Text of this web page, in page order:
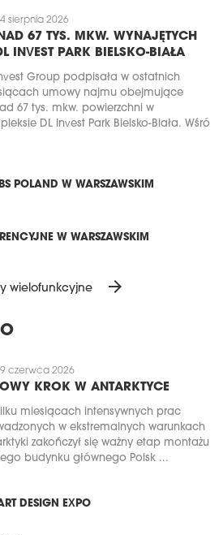
sierpnia 2026
67 TYS. MKW. WYNAJĘTYCH
INVEST PARK BIELSKO-BIAŁA
Group podpisała w ostatnich
umowy najmu obejmujące
67 tys. mkw. powierzchni w
DL Invest Park Bielsko-Biała. Wśró
POLAND W WARSZAWSKIM
W WARSZAWSKIM
wielofunkcyjne arrow_forward
19 czerwca 2026
KROK W ANTARKTYCE
miesiącach intensywnych prac
w ekstremalnych warunkach
zakończył się ważny etap montażu
budynku głównego Polsk ...
DESIGN EXPO